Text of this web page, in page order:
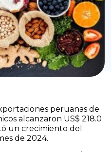
peruanas de
alcanzaron US$ 218.0
un crecimiento del
de 2024.